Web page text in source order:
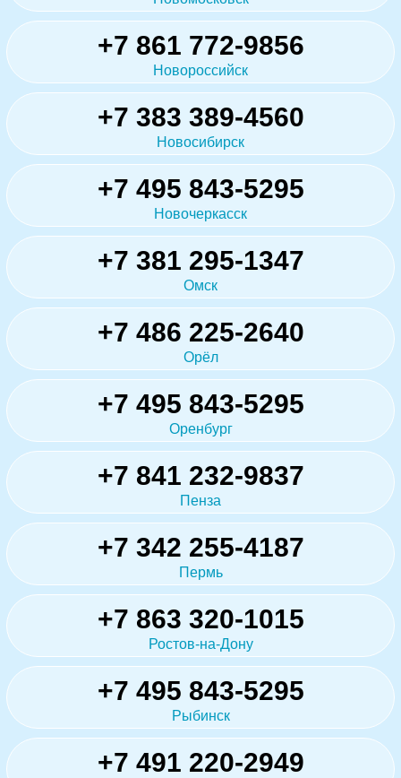
+7 861 772-9856
Новороссийск
+7 383 389-4560
Новосибирск
+7 495 843-5295
Новочеркасск
+7 381 295-1347
Омск
+7 486 225-2640
Орёл
+7 495 843-5295
Оренбург
+7 841 232-9837
Пенза
+7 342 255-4187
Пермь
+7 863 320-1015
Ростов-на-Дону
+7 495 843-5295
Рыбинск
+7 491 220-2949